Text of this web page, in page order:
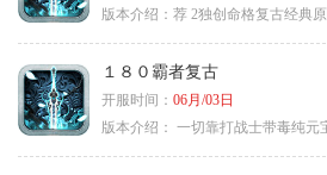
版本介绍： 荐 2独创命格复古经典
１８０霸者复古
开服时间： 06月/03日
版本介绍： 一切靠打战士带毒纯元